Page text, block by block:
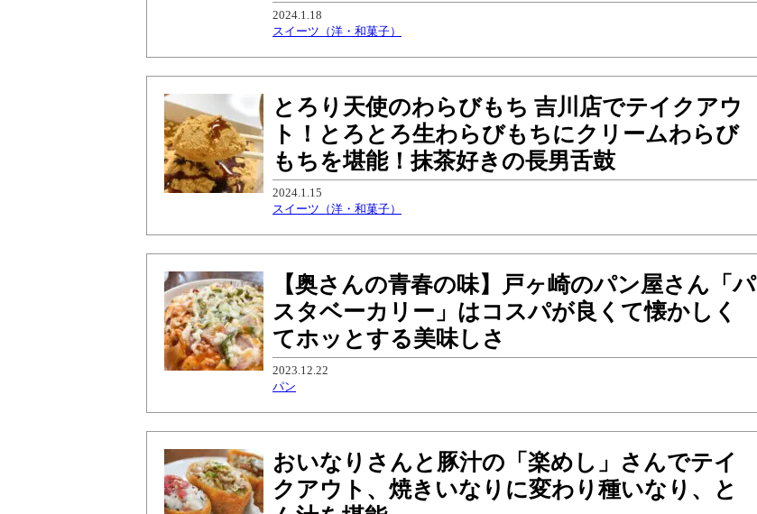
2024.1.18
スイーツ（洋・和菓子）
とろり天使のわらびもち 吉川店でテイクアウ
ト！とろとろ生わらびもちにクリームわらび
もちを堪能！抹茶好きの長男舌鼓
2024.1.15
スイーツ（洋・和菓子）
【奥さんの青春の味】戸ヶ崎のパン屋さん「パ
スタベーカリー」はコスパが良くて懐かしく
てホッとする美味しさ
2023.12.22
パン
おいなりさんと豚汁の「楽めし」さんでテイ
クアウト、焼きいなりに変わり種いなり、と